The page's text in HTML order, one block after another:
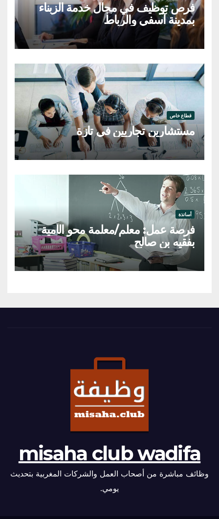
فرص توظيف في مجال خدمة الزبناء
بمدينة آسفي والرباط
قطاع خاص
مستشارين تجاريين في تازة
أساتذة
فرصة عمل: معلم/معلمة محو الأمية
بفقيه بن صالح
misaha club wadifa
وظائف مباشرة من أصحاب العمل والشركات المغربية بتحديث
يومي.